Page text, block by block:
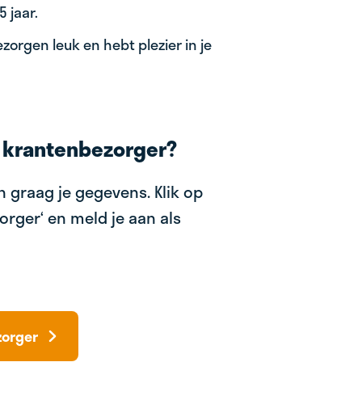
jaar.
leuk en hebt plezier in je
graag je gegevens. Klik op
en meld je aan als